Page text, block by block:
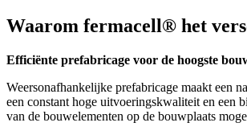
Waarom fermacell® het
Efficiënte prefabricage voor de hoogste
Weersonafhankelijke prefabricage maakt een
een constant hoge uitvoeringskwaliteit en een
van de bouwelementen op de bouwplaats